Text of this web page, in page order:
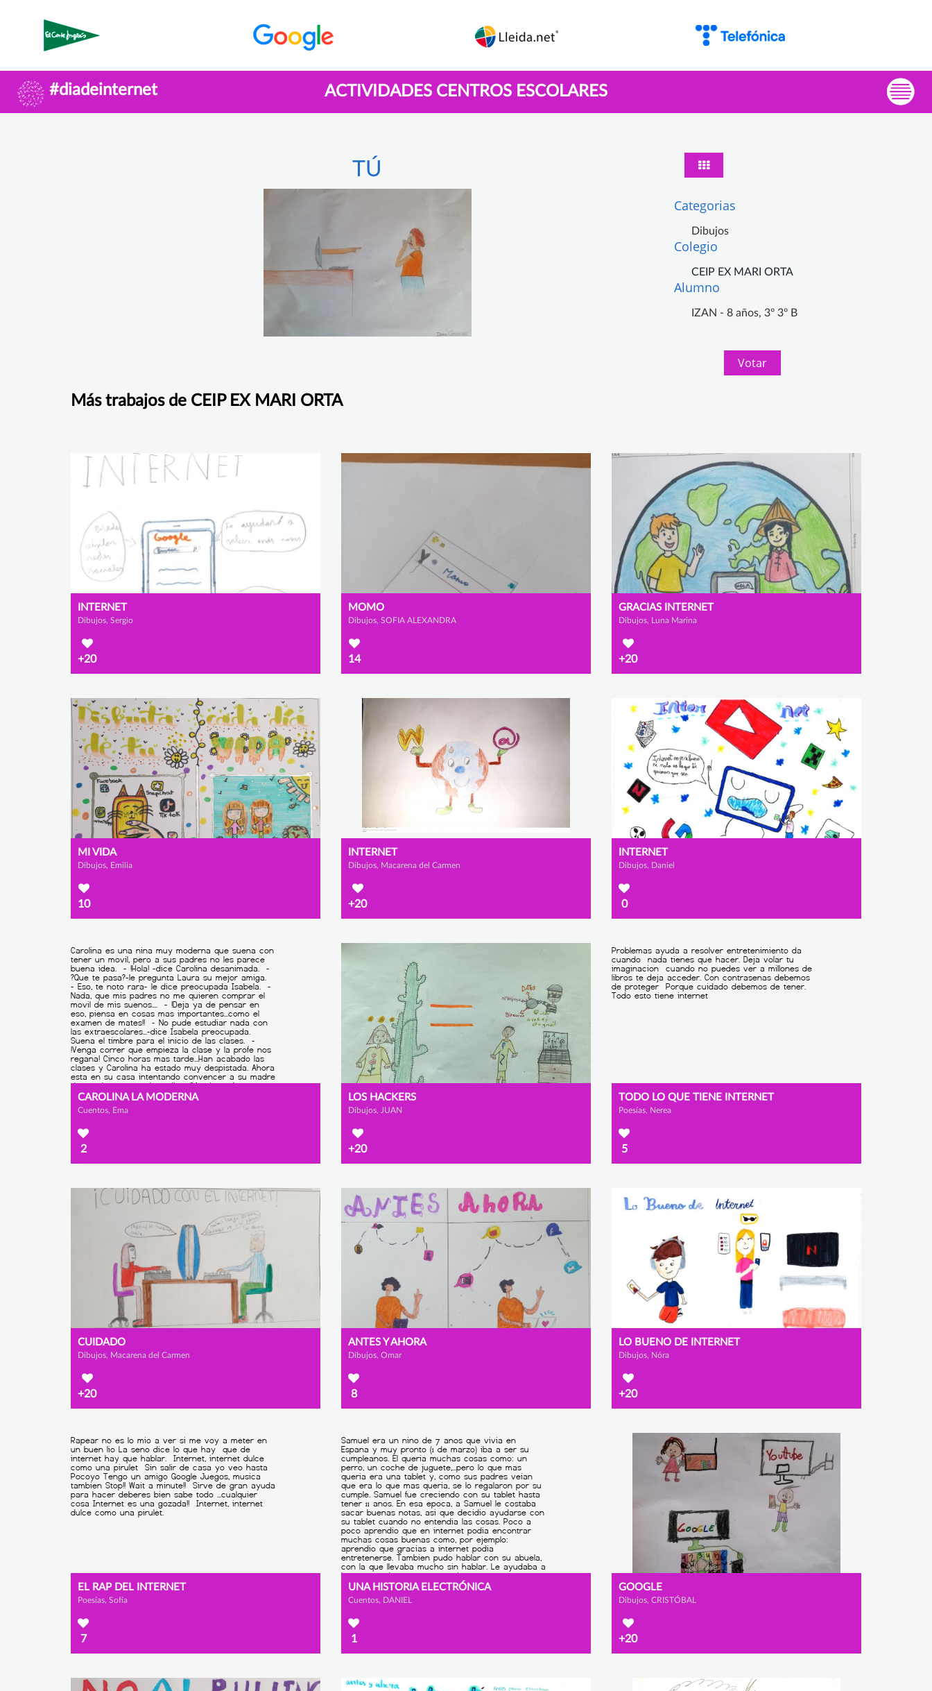
#diadeinternet ACTIVIDADES CENTROS ESCOLARES
TÚ
Categorias
Dibujos
Colegio
CEIP EX MARI ORTA
Alumno
IZAN - 8 años, 3º 3º B
Votar
Más trabajos de CEIP EX MARI ORTA
INTERNET
Dibujos, Sergio
+20
MOMO
Dibujos, SOFIA ALEXANDRA
14
GRACIAS INTERNET
Dibujos, Luna Marina
+20
MI VIDA
Dibujos, Emilia
10
INTERNET
Dibujos, Macarena del Carmen
+20
INTERNET
Dibujos, Daniel
0
CAROLINA LA MODERNA
Cuentos, Ema
2
LOS HACKERS
Dibujos, JUAN
+20
TODO LO QUE TIENE INTERNET
Poesías, Nerea
5
CUIDADO
Dibujos, Macarena del Carmen
+20
ANTES Y AHORA
Dibujos, Omar
8
LO BUENO DE INTERNET
Dibujos, Nóra
+20
EL RAP DEL INTERNET
Poesías, Sofía
7
UNA HISTORIA ELECTRÓNICA
Cuentos, DANIEL
1
GOOGLE
Dibujos, CRISTÓBAL
+20